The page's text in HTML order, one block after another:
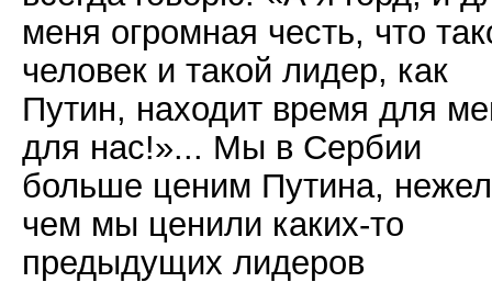
меня огромная честь, что
человек и такой лидер, как
Путин, находит время для
для нас!»... Мы в Сербии
больше ценим Путина,
чем мы ценили каких-то
предыдущих лидеров